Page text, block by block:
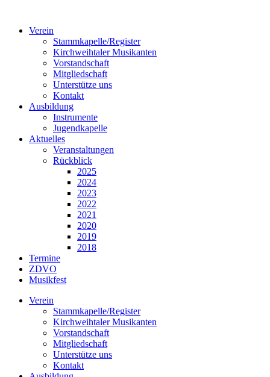
Verein
Stammkapelle/Register
Kirchweihtaler Musikanten
Vorstandschaft
Mitgliedschaft
Unterstütze uns
Kontakt
Ausbildung
Instrumente
Jugendkapelle
Aktuelles
Veranstaltungen
Rückblick
2025
2024
2023
2022
2021
2020
2019
2018
Termine
ZDVO
Musikfest
Verein
Stammkapelle/Register
Kirchweihtaler Musikanten
Vorstandschaft
Mitgliedschaft
Unterstütze uns
Kontakt